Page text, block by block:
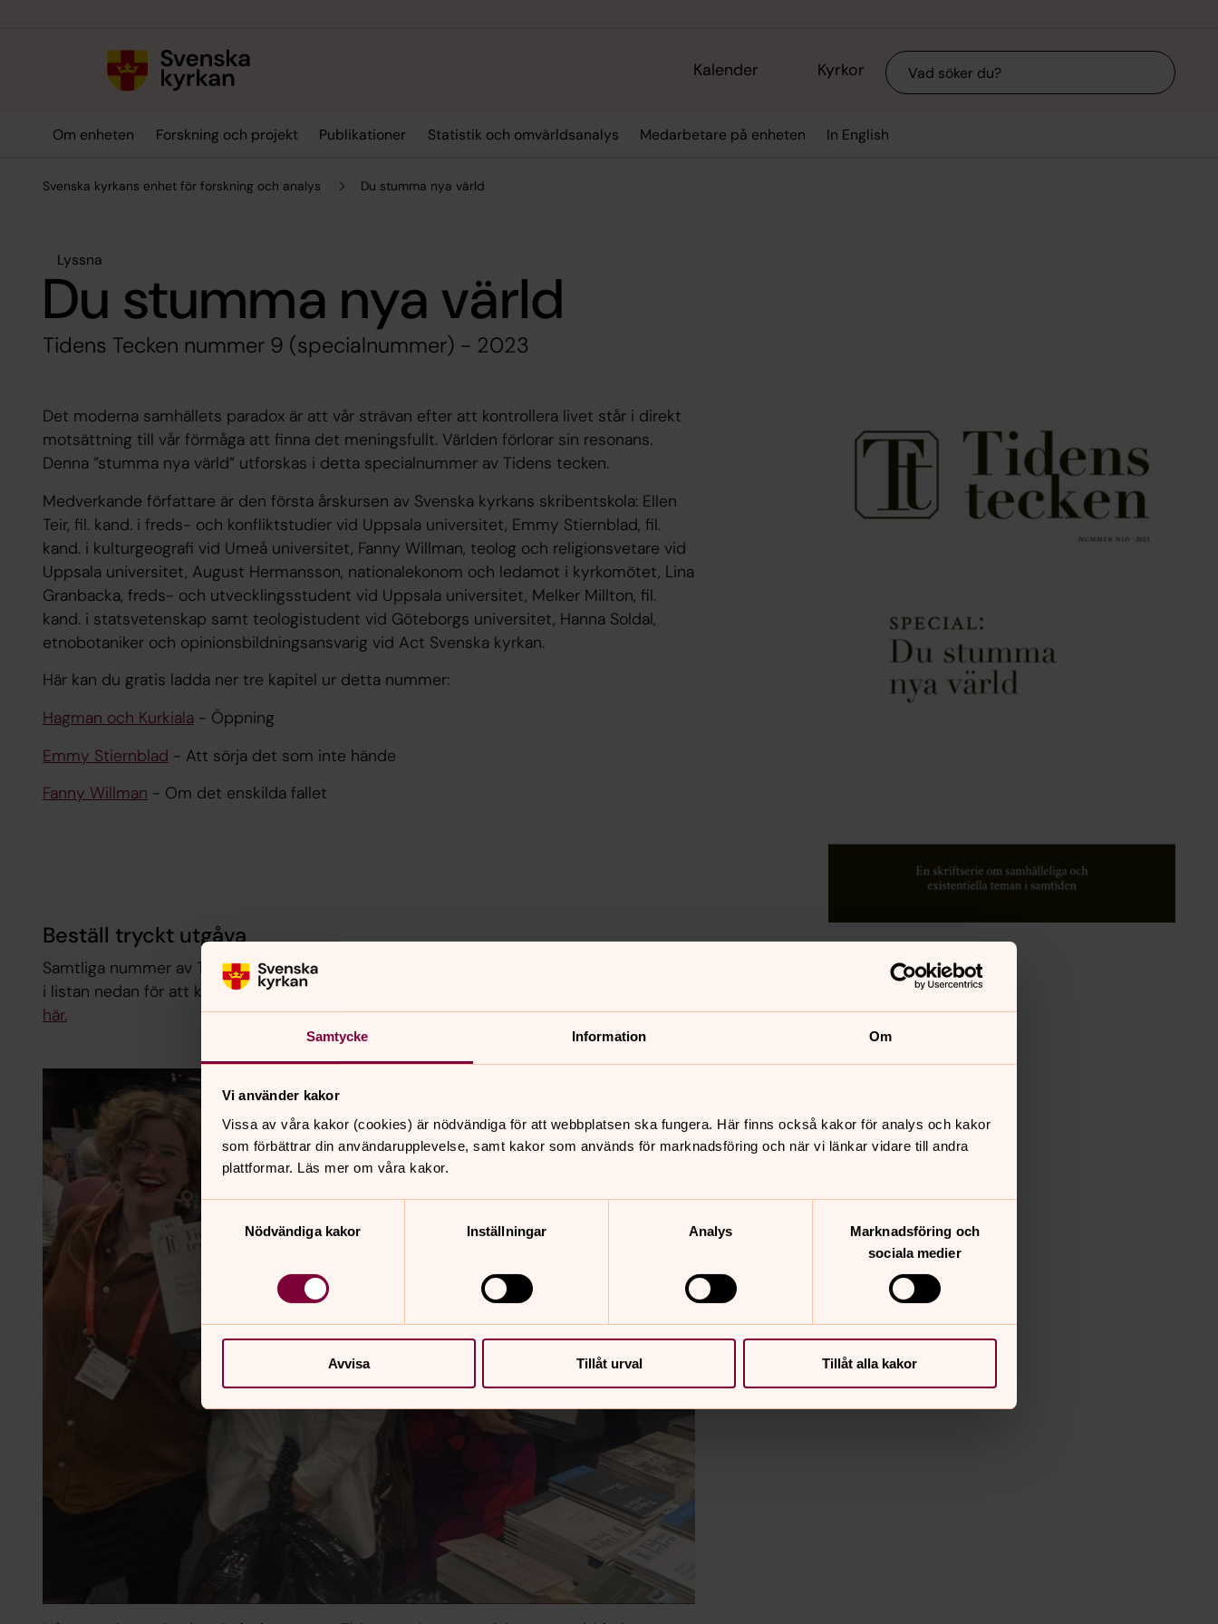
Samtycke Information Om
Vi använder kakor
Vissa av våra kakor (cookies) är nödvändiga för att webbplatsen ska fungera. Här finns också kakor för analys och kakor
som förbättrar din användarupplevelse, samt kakor som används för marknadsföring och när vi länkar vidare till andra
plattformar. Läs mer om våra kakor.
Nödvändiga kakor
Inställningar Analys
Marknadsföring och
sociala medier
Avvisa Tillåt urval Tillåt alla kakor
Kalender Kyrkor Sök
Om enheten Forskning och projekt Publikationer Statistik och omvärldsanalys Medarbetare på enheten In English
Svenska kyrkans enhet för forskning och analys Du stumma nya värld
Lyssna
Du stumma nya värld
Tidens Tecken nummer 9 (specialnummer) - 2023
Det moderna samhällets paradox är att vår strävan efter att kontrollera livet står i direkt
motsättning till vår förmåga att finna det meningsfullt. Världen förlorar sin resonans.
Denna ”stumma nya värld” utforskas i detta specialnummer av Tidens tecken.
Medverkande författare är den första årskursen av Svenska kyrkans skribentskola: Ellen
Teir, fil. kand. i freds- och konfliktstudier vid Uppsala universitet, Emmy Stiernblad, fil.
kand. i kulturgeografi vid Umeå universitet, Fanny Willman, teolog och religionsvetare vid
Uppsala universitet, August Hermansson, nationalekonom och ledamot i kyrkomötet, Lina
Granbacka, freds- och utvecklingsstudent vid Uppsala universitet, Melker Millton, fil.
kand. i statsvetenskap samt teologistudent vid Göteborgs universitet, Hanna Soldal,
etnobotaniker och opinionsbildningsansvarig vid Act Svenska kyrkan.
Här kan du gratis ladda ner tre kapitel ur detta nummer:
Hagman och Kurkiala- Öppning
Emmy Stiernblad - Att sörja det som inte hände
Fanny Willman - Om det enskilda fallet
Beställ tryckt utgåva
Samtliga nummer av Tidens Tecken finns att beställa direkt från Artos förlag. Följ länkarna
i listan nedan för att komma till respektive nummer.
här.